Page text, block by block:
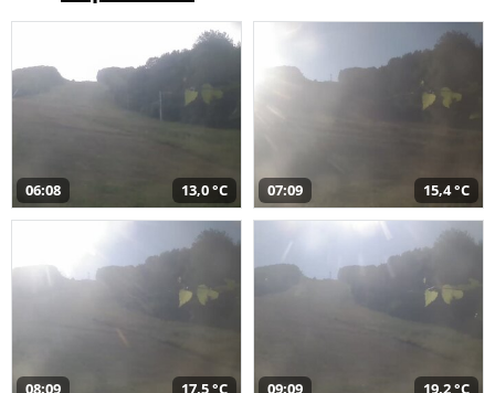
06:08 13,0 °C 07:09 15,4 °C
08:09 17,5 °C 09:09 19,2 °C